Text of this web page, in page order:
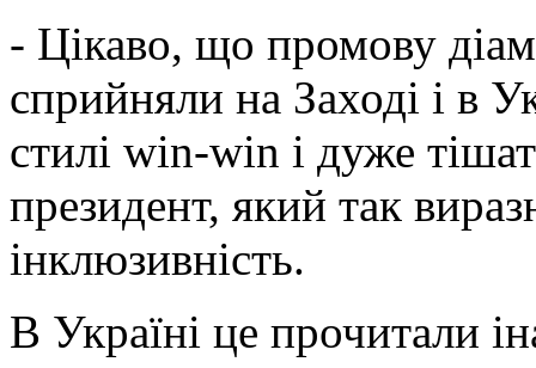
- Цікаво, що промову
сприйняли на Заході і в
стилі win-win і дуже
президент, який так
інклюзивність.
В Україні це прочитали